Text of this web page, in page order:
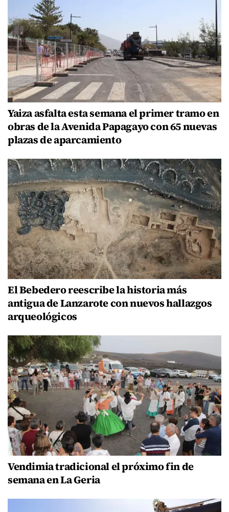
Yaiza asfalta esta semana el primer tramo en
obras de la Avenida Papagayo con 65 nuevas
plazas de aparcamiento
El Bebedero reescribe la historia más
antigua de Lanzarote con nuevos hallazgos
arqueológicos
Vendimia tradicional el próximo fin de
semana en La Geria